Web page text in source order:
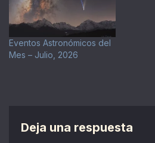
Eventos Astronómicos del
Mes – Julio, 2026
Deja una respuesta